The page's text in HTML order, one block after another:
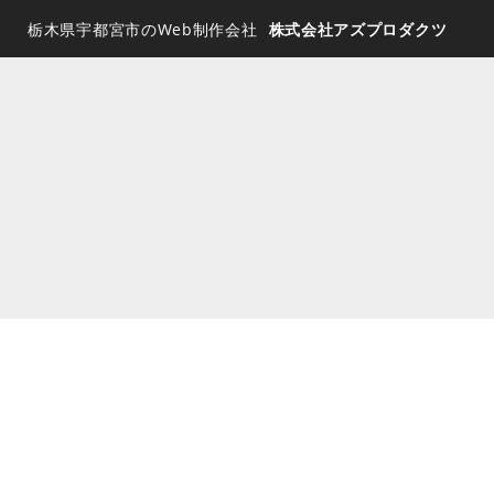
栃木県宇都宮市のWeb制作会社 株式会社アズプロダクツ